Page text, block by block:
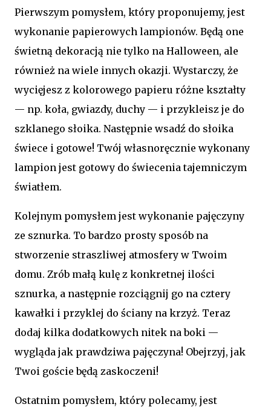
Pierwszym pomysłem, który proponujemy, jest
wykonanie papierowych lampionów. Będą one
świetną dekoracją nie tylko na Halloween, ale
również na wiele innych okazji. Wystarczy, że
wycięjesz z kolorowego papieru różne kształty
— np. koła, gwiazdy, duchy — i przykleisz je do
szklanego słoika. Następnie wsadź do słoika
świece i gotowe! Twój własnoręcznie wykonany
lampion jest gotowy do świecenia tajemniczym
światłem.
Kolejnym pomysłem jest wykonanie pajęczyny
ze sznurka. To bardzo prosty sposób na
stworzenie straszliwej atmosfery w Twoim
domu. Zrób małą kulę z konkretnej ilości
sznurka, a następnie rozciągnij go na cztery
kawałki i przyklej do ściany na krzyż. Teraz
dodaj kilka dodatkowych nitek na boki —
wygląda jak prawdziwa pajęczyna! Obejrzyj, jak
Twoi goście będą zaskoczeni!
Ostatnim pomysłem, który polecamy, jest